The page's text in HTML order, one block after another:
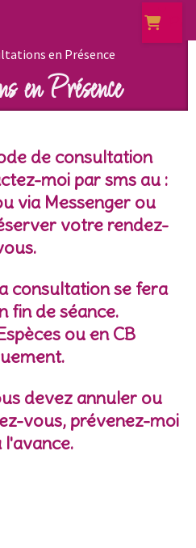
en Présence
en Présence
de consultation
moi par sms au :
via Messenger ou
votre rendez-
consultation se fera
fin de séance.
ou en CB
devez annuler ou
vous, prévenez-moi
l'avance.